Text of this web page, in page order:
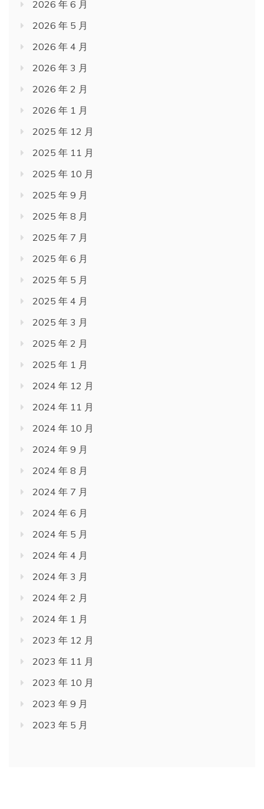
2026 年 6 月
2026 年 5 月
2026 年 4 月
2026 年 3 月
2026 年 2 月
2026 年 1 月
2025 年 12 月
2025 年 11 月
2025 年 10 月
2025 年 9 月
2025 年 8 月
2025 年 7 月
2025 年 6 月
2025 年 5 月
2025 年 4 月
2025 年 3 月
2025 年 2 月
2025 年 1 月
2024 年 12 月
2024 年 11 月
2024 年 10 月
2024 年 9 月
2024 年 8 月
2024 年 7 月
2024 年 6 月
2024 年 5 月
2024 年 4 月
2024 年 3 月
2024 年 2 月
2024 年 1 月
2023 年 12 月
2023 年 11 月
2023 年 10 月
2023 年 9 月
2023 年 5 月